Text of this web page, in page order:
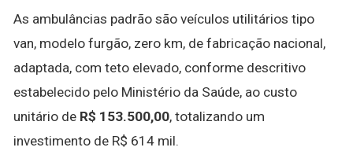
As ambulâncias padrão são veículos utilitários tipo
van, modelo furgão, zero km, de fabricação nacional,
adaptada, com teto elevado, conforme descritivo
estabelecido pelo Ministério da Saúde, ao custo
unitário de R$ 153.500,00, totalizando um
investimento de R$ 614 mil.